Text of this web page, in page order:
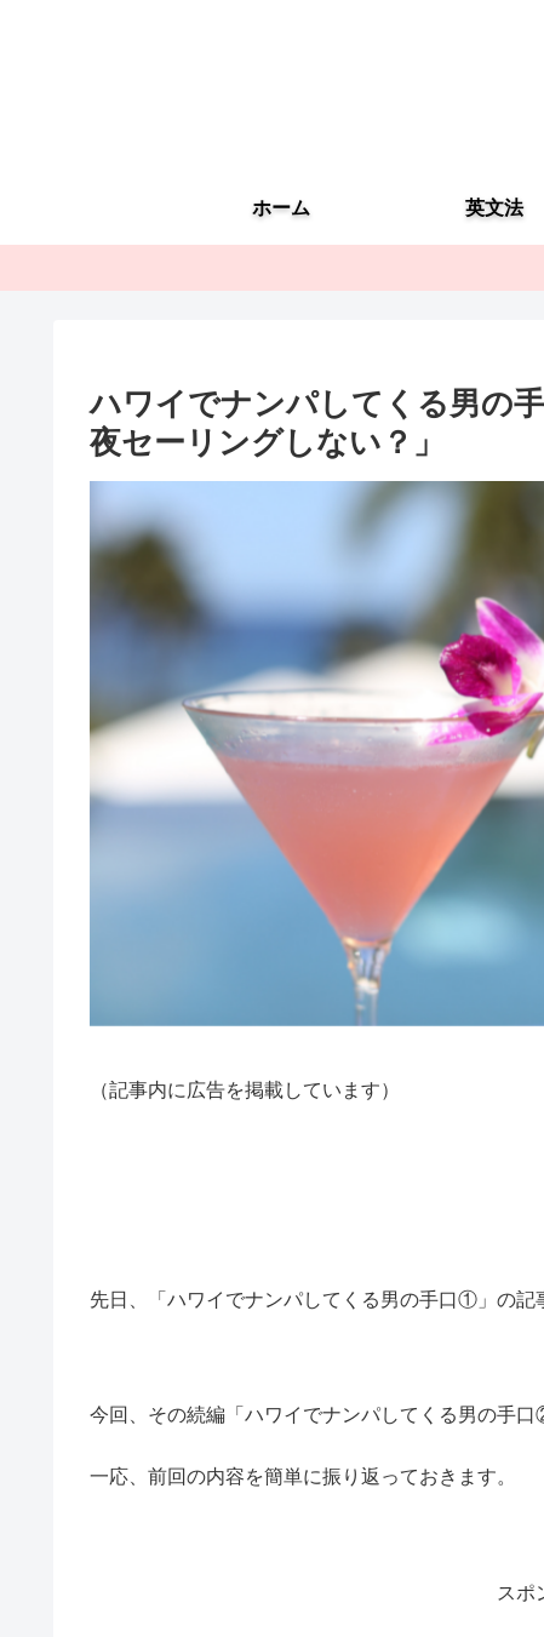
ホーム 英文法
ハワイでナンパしてくる男の
夜セーリングしない？」
（記事内に広告を掲載しています）
先日、「ハワイでナンパしてくる男の手口①」の記
今回、その続編「ハワイでナンパしてくる男の手口
一応、前回の内容を簡単に振り返っておきます。
スポ